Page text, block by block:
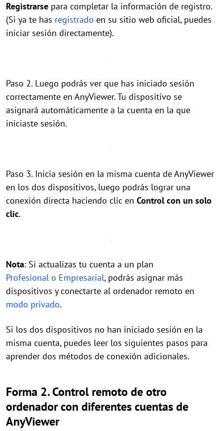
Registrarse para completar la información de registro.
(Si ya te has registrado en su sitio web oficial, puedes
iniciar sesión directamente).
Paso 2. Luego podrás ver que has iniciado sesión
correctamente en AnyViewer. Tu dispositivo se
asignará automáticamente a la cuenta en la que
iniciaste sesión.
Paso 3. Inicia sesión en la misma cuenta de AnyViewer
en los dos dispositivos, luego podrás lograr una
conexión directa haciendo clic en Control con un solo
clic.
Nota: Si actualizas tu cuenta a un plan
Profesional o Empresarial, podrás asignar más
dispositivos y conectarte al ordenador remoto en
modo privado.
Si los dos dispositivos no han iniciado sesión en la
misma cuenta, puedes leer los siguientes pasos para
aprender dos métodos de conexión adicionales.
Forma 2. Control remoto de otro
ordenador con diferentes cuentas de
AnyViewer